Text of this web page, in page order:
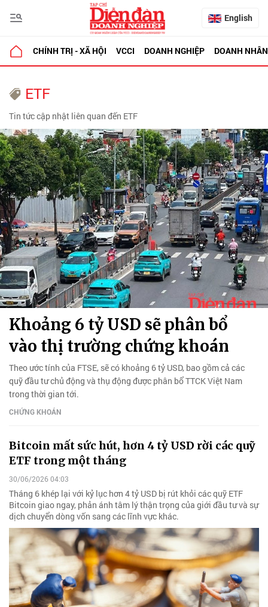
English
CHÍNH TRỊ - XÃ HỘI VCCI DOANH NGHIỆP DOANH NHÂN
ETF
Tin tức cập nhật liên quan đến ETF
Khoảng 6 tỷ USD sẽ phân bổ
vào thị trường chứng khoán
Theo ước tính của FTSE, sẽ có khoảng 6 tỷ USD, bao gồm cả các
quỹ đầu tư chủ động và thụ động được phân bổ TTCK Việt Nam
trong thời gian tới.
CHỨNG KHOÁN
Bitcoin mất sức hút, hơn 4 tỷ USD rời các quỹ
ETF trong một tháng
30/06/2026 04:03
Tháng 6 khép lại với kỷ lục hơn 4 tỷ USD bị rút khỏi các quỹ ETF
Bitcoin giao ngay, phản ánh tâm lý thận trọng của giới đầu tư và sự
dịch chuyển dòng vốn sang các lĩnh vực khác.